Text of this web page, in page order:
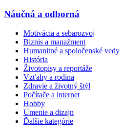
Náučná a odborná
Motivácia a sebarozvoj
Biznis a manažment
Humanitné a spoločenské vedy
História
Životopisy a reportáže
Vzťahy a rodina
Zdravie a životný štýl
Počítače a internet
Hobby
Umenie a dizajn
Ďalšie kategórie